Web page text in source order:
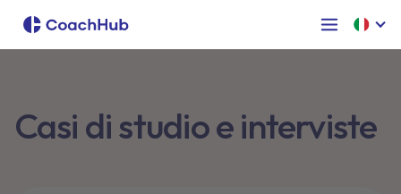
Casi di studio e interviste